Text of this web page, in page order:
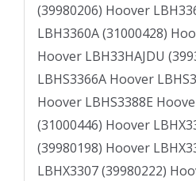
(39980206) Hoover
LBH3360A (31000428)
Hoover LBH33HAJDU
LBHS3366A Hoover
Hoover LBHS3388E
(31000446) Hoover
(39980198) Hoover
LBHX3307 (39980222)